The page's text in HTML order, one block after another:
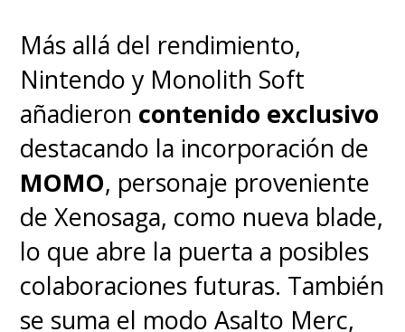
jugarlo una vez no querrás
repetirlo.
En lo estético y sonoro,
Nintendo mantiene su sello con
escenarios vibrantes y un
apartado visual que recuerda
a la energía de Mario Kart y
Smash Bros. mezclada con las
Más allá del rendimiento,
Nintendo y Monolith Soft
añadieron contenido exclusivo
destacando la incorporación de
MOMO, personaje proveniente
de Xenosaga, como nueva blade,
lo que abre la puerta a posibles
colaboraciones futuras. También
se suma el modo Asalto Merc,